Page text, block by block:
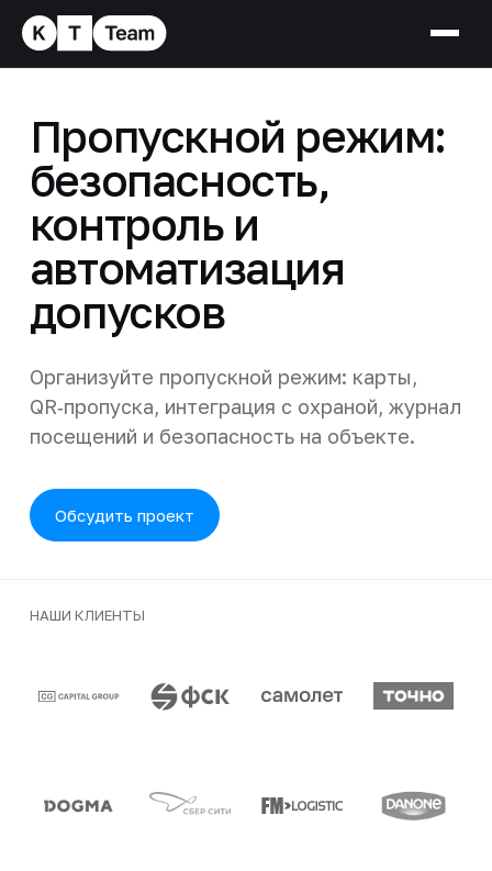
Пропускной режим:
безопасность,
контроль и
автоматизация
допусков
Организуйте пропускной режим: карты,
QR‑пропуска, интеграция с охраной, журнал
посещений и безопасность на объекте.
Обсудить проект
НАШИ КЛИЕНТЫ